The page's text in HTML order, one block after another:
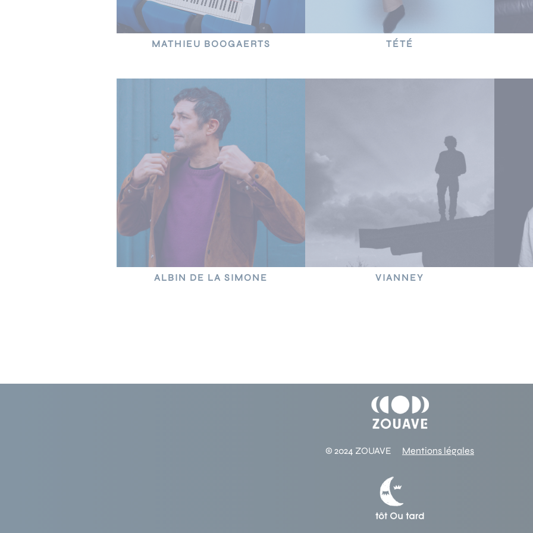
MATHIEU BOOGAERTS TÉTÉ
ALBIN DE LA SIMONE VIANNEY
© 2024 ZOUAVE Mentions légales